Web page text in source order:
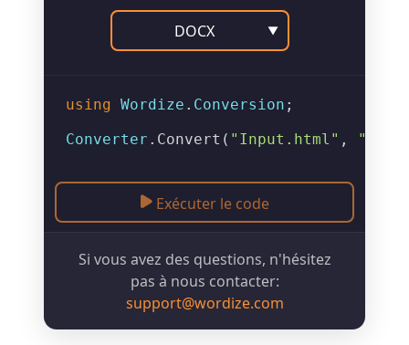
DOCX ▼
using Wordize . Conversion ;
Converter . Convert ( "Input.html" ,
Exécuter le code
Si vous avez des questions, n'hésitez
pas à nous contacter:
support@wordize.com